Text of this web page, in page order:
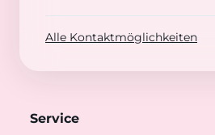
Alle Kontaktmöglichkeiten
Service